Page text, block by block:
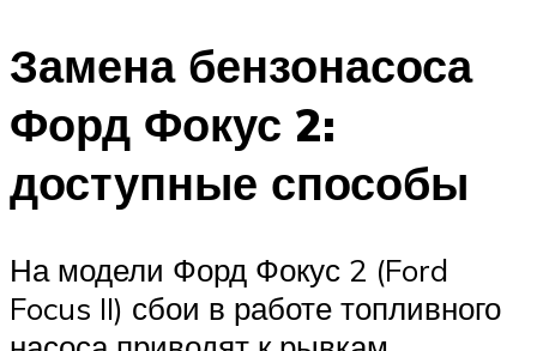
Замена бензонасоса
Форд Фокус 2:
доступные способы
На модели Форд Фокус 2 (Ford
Focus II) сбои в работе топливного